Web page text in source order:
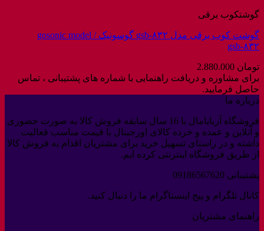
گوشتکوب برقی
گوشت کوب برقی مدل gsb-۸۳۲ گوسونیک / gosonic model
gsb-۸۳۲
تومان
برای مشاوره و دریافت راهنمایی با شماره های پشتیبانی ، تماس
حاصل فرمایید.
درباره ما
فروشگاه آربابامال با 16 سال سابقه فروش کالا به صورت حضوری
و آنلاین و عمده و خرده کالای اورجینال با قیمت مناسب فعالیت
داشته و در راستای تسهیل خرید برای مشتریان اقدام به فروش کالا
از طریق فروشگاه اینترنتی کرده ایم.
پشتیبانی 09186567620
کانال تلگرام و پیج اینستاگرام ما را دنبال کنید.
راهنمای مشتریان